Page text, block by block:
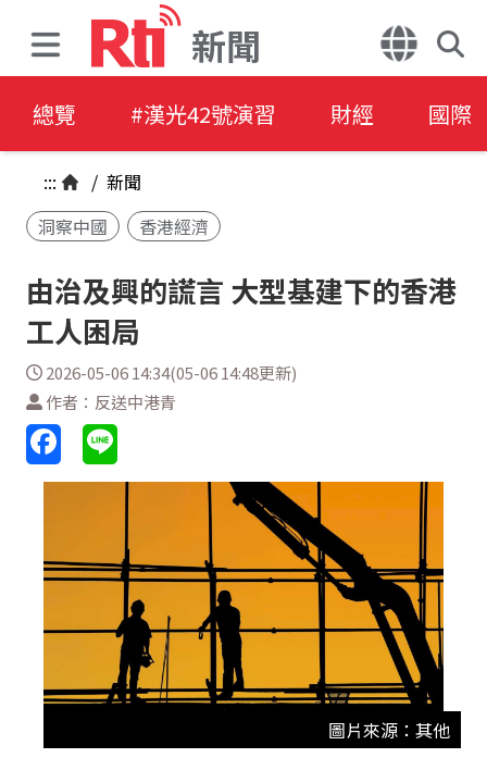
新聞
總覽 #漢光42號演習 財經 國際
::: / 新聞
洞察中國
香港經濟
由治及興的謊言 大型基建下的香港
工人困局
2026-05-06 14:34(05-06 14:48更新)
作者：反送中港青
圖片來源：其他